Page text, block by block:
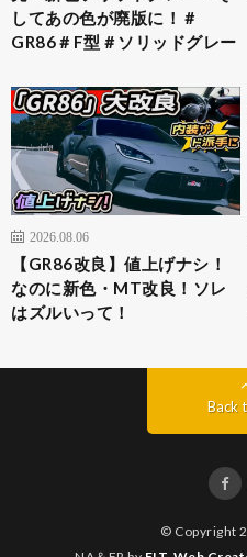
してあの色が廃版に！＃
GR86＃F型＃ソリッドグレー
2026.08.06
【GR86改良】値上げナシ！
なのに新色・MT改良！ソレ
はズルいって！
Back
© Copyright